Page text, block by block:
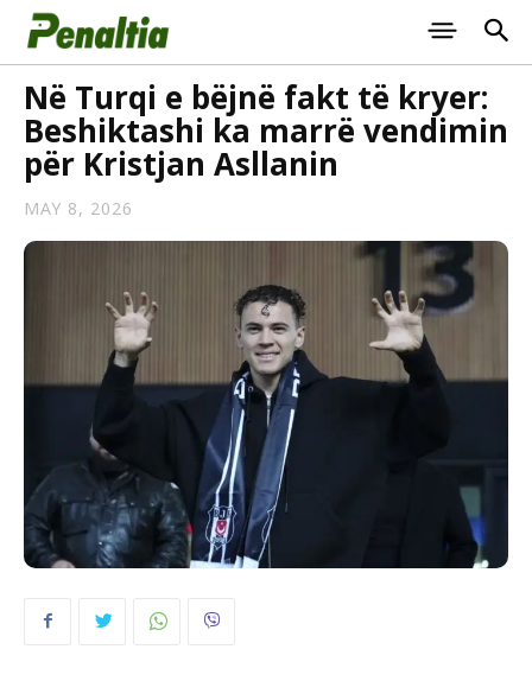
Në Turqi e bëjnë fakt të kryer:
Beshiktashi ka marrë vendimin
për Kristjan Asllanin
MAY 8, 2026